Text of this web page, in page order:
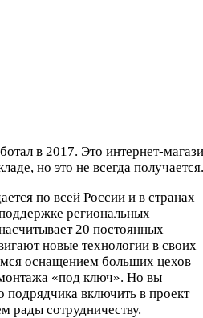
в 2017. Это интернет-
но это не всегда
по всей России и в странах
региональных
20 постоянных
новые технологии в своих
оснащением больших цехов
«под ключ». Но вы
включить в проект
рады сотрудничеству.